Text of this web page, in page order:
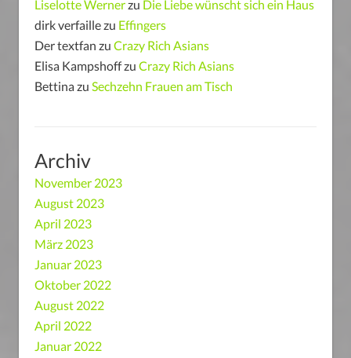
Liselotte Wernerzu Die Liebe wünscht sich ein Haus
dirk verfaillezu Effingers
Der textfan zu Crazy Rich Asians
Elisa Kampshoffzu Crazy Rich Asians
Bettinazu Sechzehn Frauen am Tisch
Archiv
November 2023
August 2023
April 2023
März 2023
Januar 2023
Oktober 2022
August 2022
April 2022
Januar 2022